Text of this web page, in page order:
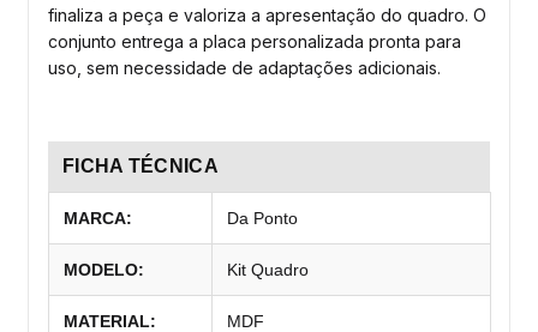
finaliza a peça e valoriza a apresentação do quadro. O
conjunto entrega a placa personalizada pronta para
uso, sem necessidade de adaptações adicionais.
FICHA TÉCNICA
MARCA: Da Ponto
MODELO: Kit Quadro
MATERIAL: MDF